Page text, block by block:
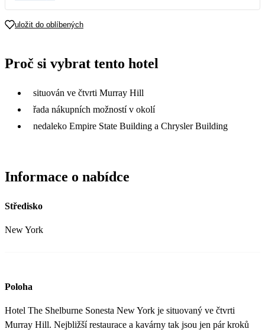
17
42 809
45 039 48 539
46 119
uložit do oblíbených
Proč si vybrat tento hotel
situován ve čtvrti Murray Hill
řada nákupních možností v okolí
nedaleko Empire State Building a Chrysler Building
Informace o nabídce
Středisko
New York
Poloha
Hotel The Shelburne Sonesta New York je situovaný ve čtvrti
Murray Hill. Nejbližší restaurace a kavárny tak jsou jen pár kroků